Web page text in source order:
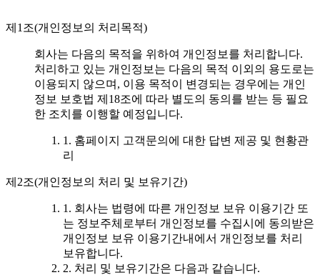
제1조(개인정보의 처리목적)
회사는 다음의 목적을 위하여 개인정보를 처리합니다.
처리하고 있는 개인정보는 다음의 목적 이외의 용도로는
이용되지 않으며, 이용 목적이 변경되는 경우에는 개인
정보 보호법 제18조에 따라 별도의 동의를 받는 등 필요
한 조치를 이행할 예정입니다.
1. 홈페이지 고객문의에 대한 답변 제공 및 현황관
리
제2조(개인정보의 처리 및 보유기간)
1. 회사는 법령에 따른 개인정보 보유 이용기간 또
는 정보주체로부터 개인정보를 수집시에 동의받은
개인정보 보유 이용기간내에서 개인정보를 처리
보유합니다.
2. 처리 및 보유기간은 다음과 같습니다.